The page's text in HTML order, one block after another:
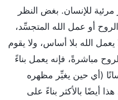
مرئية للإنسان. بغض النظر
أو عمل الله المتجسِّد،
الله بلا أساس، ولا يقوم
مباشرةً، فإنه يعمل بناءً
(أي حين يغيِّر مظهره
أيضًا بالأكثر بناءً على